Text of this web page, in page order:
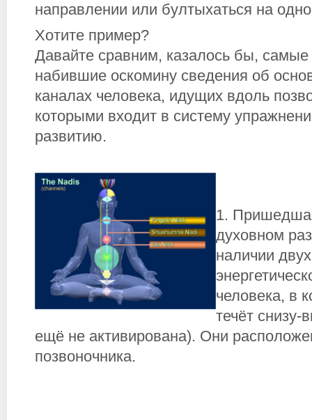
направлении или бултыхаться на
Хотите пример?
Давайте сравним, казалось бы,
набившие оскомину сведения об
каналах человека, идущих вдоль
которыми входит в систему
развитию.
1.
духовном
наличии
человека, в
течёт снизу-
ещё не активирована). Они
позвоночника.